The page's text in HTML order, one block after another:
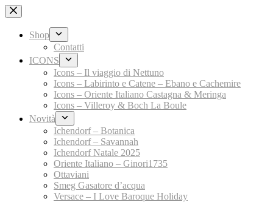
Salta
al
contenuto
Shop
Contatti
ICONS
Icons – Il viaggio di Nettuno
Icons – Labirinto e Catene – Ebano e Cachemire
Icons – Oriente Italiano Castagna & Meringa
Icons – Villeroy & Boch La Boule
Novità
Ichendorf – Botanica
Ichendorf – Savannah
Ichendorf Natale 2025
Oriente Italiano – Ginori1735
Ottaviani
Smeg Gasatore d’acqua
Versace – I Love Baroque Holiday